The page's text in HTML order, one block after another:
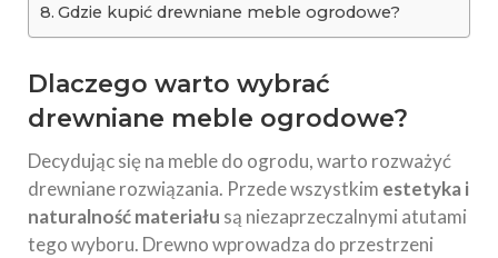
Gdzie kupić drewniane meble ogrodowe?
Dlaczego warto wybrać
drewniane meble ogrodowe?
Decydując się na meble do ogrodu, warto rozważyć
drewniane rozwiązania. Przede wszystkim estetyka i
naturalność materiału są niezaprzeczalnymi atutami
tego wyboru. Drewno wprowadza do przestrzeni